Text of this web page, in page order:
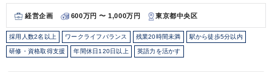
経営企画 600万円 〜 1,000万円 東京都中央区
採用人数2名以上 ワークライフバランス 残業20時間未満 駅から徒歩5分以内
研修・資格取得支援 年間休日120日以上 英語力を活かす